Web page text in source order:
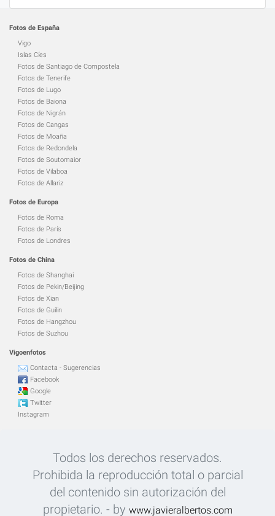
Fotos de España
Vigo
Islas Cíes
Fotos de Santiago de Compostela
Fotos de Tenerife
Fotos de Lugo
Fotos de Baiona
Fotos de Nigrán
Fotos de Cangas
Fotos de Moaña
Fotos de Redondela
Fotos de Soutomaior
Fotos de Vilaboa
Fotos de Allariz
Fotos de Europa
Fotos de Roma
Fotos de París
Fotos de Londres
Fotos de China
Fotos de Shanghai
Fotos de Pekin/Beijing
Fotos de Xian
Fotos de Guilin
Fotos de Hangzhou
Fotos de Suzhou
Vigoenfotos
Contacta - Sugerencias
Facebook
Google
Twitter
Instagram
Todos los derechos reservados.
Prohibida la reproducción total o parcial
del contenido sin autorización del
propietario. - by www.javieralbertos.com